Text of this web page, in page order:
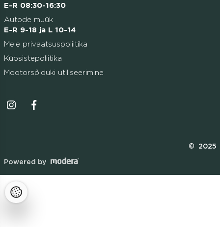
E-R 08:30-16:30
Autode müük
E-R 9-18 ja L 10-14
Meie privaatsuspoliitika
Küpsistepoliitika
Mootorsõiduki utiliseerimine
Instagrammi ikoon
© 2025
Powered by